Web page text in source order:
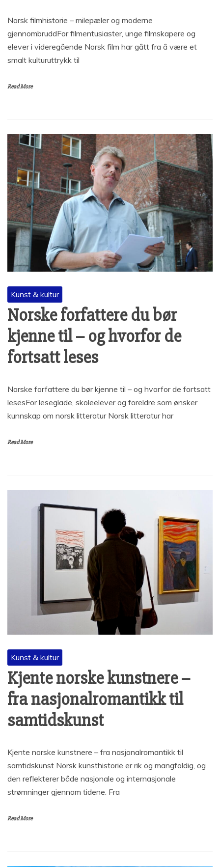
Norsk filmhistorie – milepæler og moderne
gjennombruddFor filmentusiaster, unge filmskapere og
elever i videregående Norsk film har gått fra å være et
smalt kulturuttrykk til
Read More
Kunst & kultur
Norske forfattere du bør
kjenne til – og hvorfor de
fortsatt leses
Norske forfattere du bør kjenne til – og hvorfor de fortsatt
lesesFor leseglade, skoleelever og foreldre som ønsker
kunnskap om norsk litteratur Norsk litteratur har
Read More
Kunst & kultur
Kjente norske kunstnere –
fra nasjonalromantikk til
samtidskunst
Kjente norske kunstnere – fra nasjonalromantikk til
samtidskunst Norsk kunsthistorie er rik og mangfoldig, og
den reflekterer både nasjonale og internasjonale
strømninger gjennom tidene. Fra
Read More